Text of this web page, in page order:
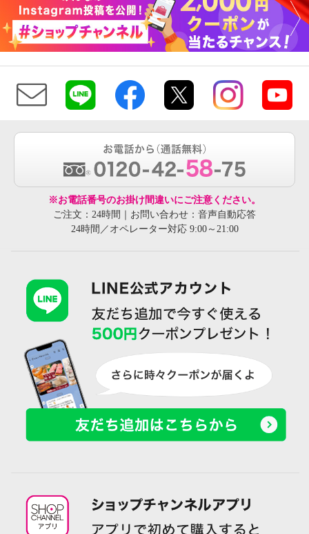
※お電話番号のお掛け間違いにご注意ください。
ご注文：24時間｜お問い合わせ：音声自動応答
24時間／オペレーター対応 9:00～21:00